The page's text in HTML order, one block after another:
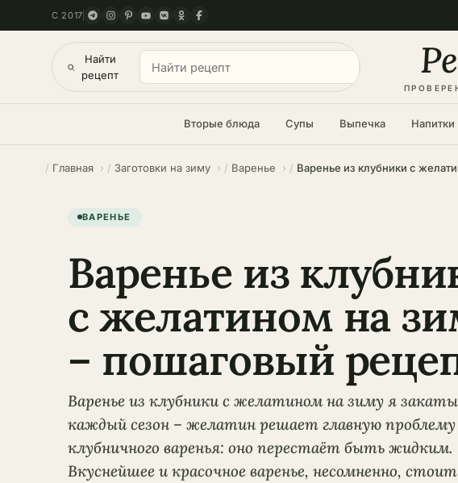
С 2017
Найти
рецепт
Вторые блюда Супы Выпечка Напитки
Главная Заготовки на зиму Варенье Варенье из клубники с
ВАРЕНЬЕ
Варенье из
с желатином на
– пошаговый
Варенье из клубники с желатином на зиму я
каждый сезон – желатин решает главную проблему
клубничного варенья: оно перестаёт быть жидким.
Вкуснейшее и красочное варенье, несомненно, стоит